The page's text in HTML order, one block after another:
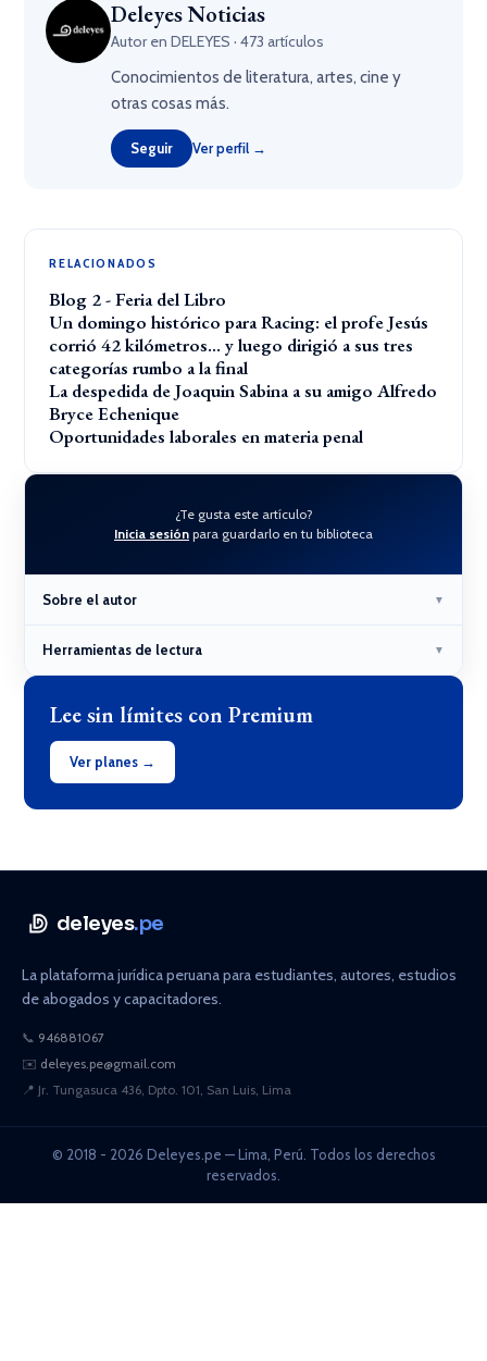
Deleyes Noticias
Autor en DELEYES · 473 artículos
Conocimientos de literatura, artes, cine y
otras cosas más.
Seguir Ver perfil →
RELACIONADOS
Blog 2 - Feria del Libro
Un domingo histórico para Racing: el profe Jesús
corrió 42 kilómetros… y luego dirigió a sus tres
categorías rumbo a la final
La despedida de Joaquin Sabina a su amigo Alfredo
Bryce Echenique
Oportunidades laborales en materia penal
¿Te gusta este artículo?
Inicia sesión para guardarlo en tu biblioteca
Sobre el autor ▼
Herramientas de lectura ▼
Lee sin límites con Premium
Ver planes →
deleyes.pe
La plataforma jurídica peruana para estudiantes, autores, estudios
de abogados y capacitadores.
📞 946881067
✉️ deleyes.pe@gmail.com
📍 Jr. Tungasuca 436, Dpto. 101, San Luis, Lima
© 2018 - 2026 Deleyes.pe — Lima, Perú. Todos los derechos
reservados.